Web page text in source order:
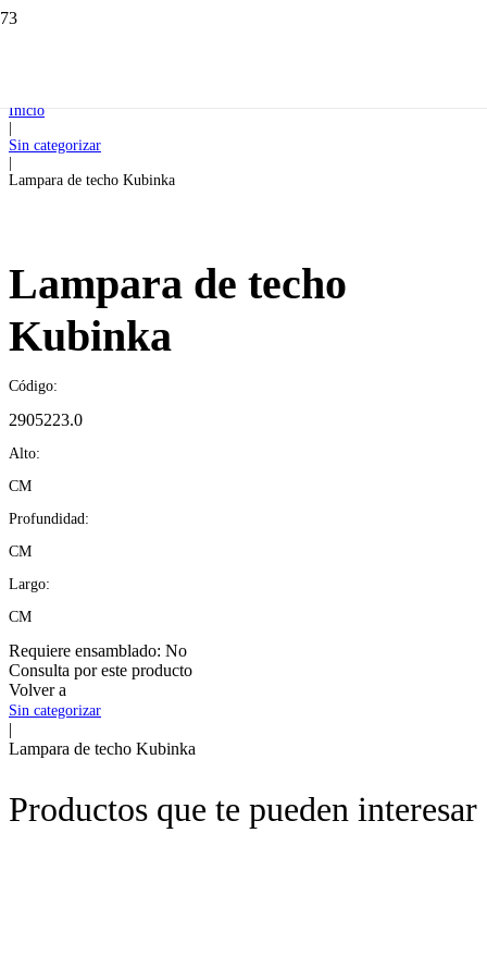
Inicio
Sin categorizar
Lampara de techo Kubinka
Lampara de techo
Kubinka
Código:
2905223.0
Alto:
CM
Profundidad:
CM
Largo:
CM
Requiere ensamblado: No
Consulta por este producto
Volver a
Sin categorizar
|
Lampara de techo Kubinka
Productos que te pueden interesar